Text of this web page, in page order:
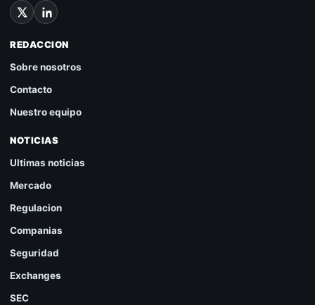
REDACCION
Sobre nosotros
Contacto
Nuestro equipo
NOTICIAS
Ultimas noticias
Mercado
Regulacion
Companias
Seguridad
Exchanges
SEC